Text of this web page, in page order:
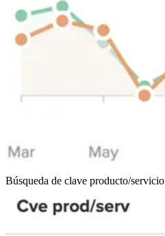
Búsqueda de clave producto/servicio